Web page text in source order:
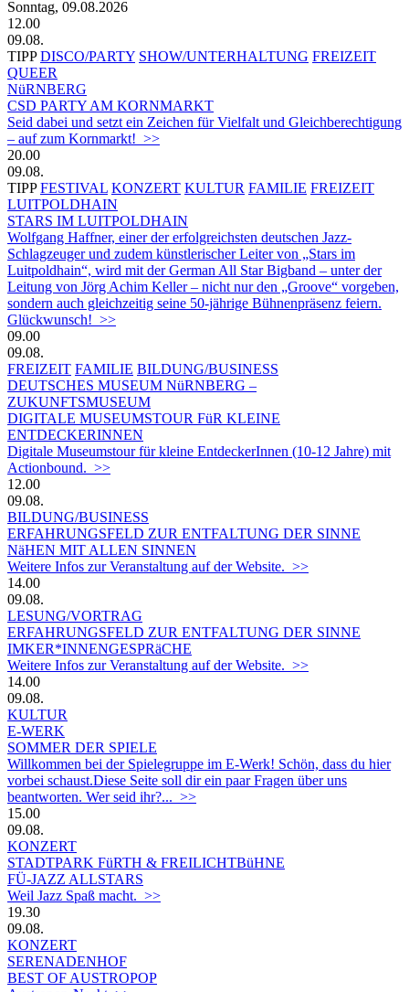
Sonntag, 09.08.2026
12.00
09.08.
TIPP DISCO/PARTY SHOW/UNTERHALTUNG FREIZEIT
QUEER
NüRNBERG
CSD PARTY AM KORNMARKT
Seid dabei und setzt ein Zeichen für Vielfalt und Gleichberechtigung
– auf zum Kornmarkt! >>
20.00
09.08.
TIPP FESTIVAL KONZERT KULTUR FAMILIE FREIZEIT
LUITPOLDHAIN
STARS IM LUITPOLDHAIN
Wolfgang Haffner, einer der erfolgreichsten deutschen Jazz-
Schlagzeuger und zudem künstlerischer Leiter von „Stars im
Luitpoldhain“, wird mit der German All Star Bigband – unter der
Leitung von Jörg Achim Keller – nicht nur den „Groove“ vorgeben,
sondern auch gleichzeitig seine 50-jährige Bühnenpräsenz feiern.
Glückwunsch! >>
09.00
09.08.
FREIZEIT FAMILIE BILDUNG/BUSINESS
DEUTSCHES MUSEUM NüRNBERG –
ZUKUNFTSMUSEUM
DIGITALE MUSEUMSTOUR FüR KLEINE
ENTDECKERINNEN
Digitale Museumstour für kleine EntdeckerInnen (10-12 Jahre) mit
Actionbound. >>
12.00
09.08.
BILDUNG/BUSINESS
ERFAHRUNGSFELD ZUR ENTFALTUNG DER SINNE
NäHEN MIT ALLEN SINNEN
Weitere Infos zur Veranstaltung auf der Website. >>
14.00
09.08.
LESUNG/VORTRAG
ERFAHRUNGSFELD ZUR ENTFALTUNG DER SINNE
IMKER*INNENGESPRäCHE
Weitere Infos zur Veranstaltung auf der Website. >>
14.00
09.08.
KULTUR
E-WERK
SOMMER DER SPIELE
Willkommen bei der Spielegruppe im E-Werk! Schön, dass du hier
vorbei schaust.Diese Seite soll dir ein paar Fragen über uns
beantworten. Wer seid ihr?... >>
15.00
09.08.
KONZERT
STADTPARK FüRTH & FREILICHTBüHNE
FÜ-JAZZ ALLSTARS
Weil Jazz Spaß macht. >>
19.30
09.08.
KONZERT
SERENADENHOF
BEST OF AUSTROPOP